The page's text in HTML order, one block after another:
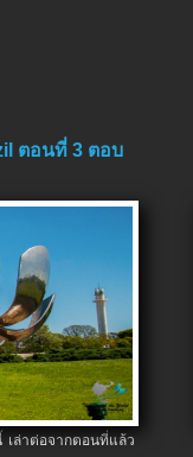
ตอนที่ 3 ตอบ
เล่าต่อจากตอนที่แล้ว